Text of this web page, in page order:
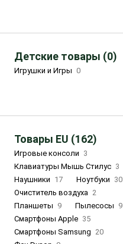
Детские товары (0)
Игрушки и Игры 0
Товары EU (162)
Игровые консоли 3
Клавиатуры Мышь Стилус 3
Наушники 17 Ноутбуки 30
Очиститель воздуха 2
Планшеты 9 Пылесосы 9
Смартфоны Apple 35
Смартфоны Samsung 20